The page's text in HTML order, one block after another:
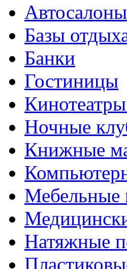
Автосалоны
Базы
Банки
Гостиницы
Ночные
Книжные
Мебельные
Натяжные